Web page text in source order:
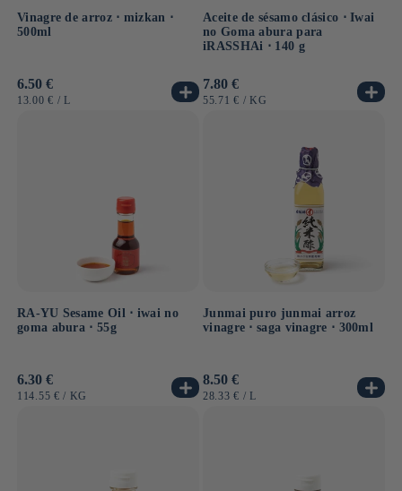
Vinagre de arroz ⋅ mizkan ⋅
500ml
Precio
habitual
6.50 €
PRECIO
13.00 € / POR
L
Aceite de sésamo clásico ⋅ Iwai
no Goma abura para
iRASSHAi ⋅ 140 g
Precio
habitual
7.80 €
PRECIO
55.71 € / POR
KG
RA-YU Sesame Oil ⋅ iwai no
goma abura ⋅ 55g
Precio
habitual
6.30 €
PRECIO
114.55 € / POR
KG
Junmai puro junmai arroz
vinagre ⋅ saga vinagre ⋅ 300ml
Precio
habitual
8.50 €
PRECIO
28.33 € / POR
L